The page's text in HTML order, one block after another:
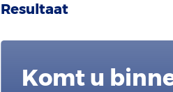
Resultaat
Komt u